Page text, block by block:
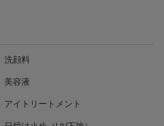
洗顔料
美容液
アイトリートメント